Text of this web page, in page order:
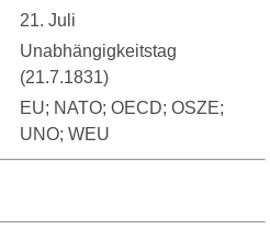
21. Juli
Unabhängigkeitstag
(21.7.1831)
EU; NATO; OECD; OSZE;
UNO; WEU